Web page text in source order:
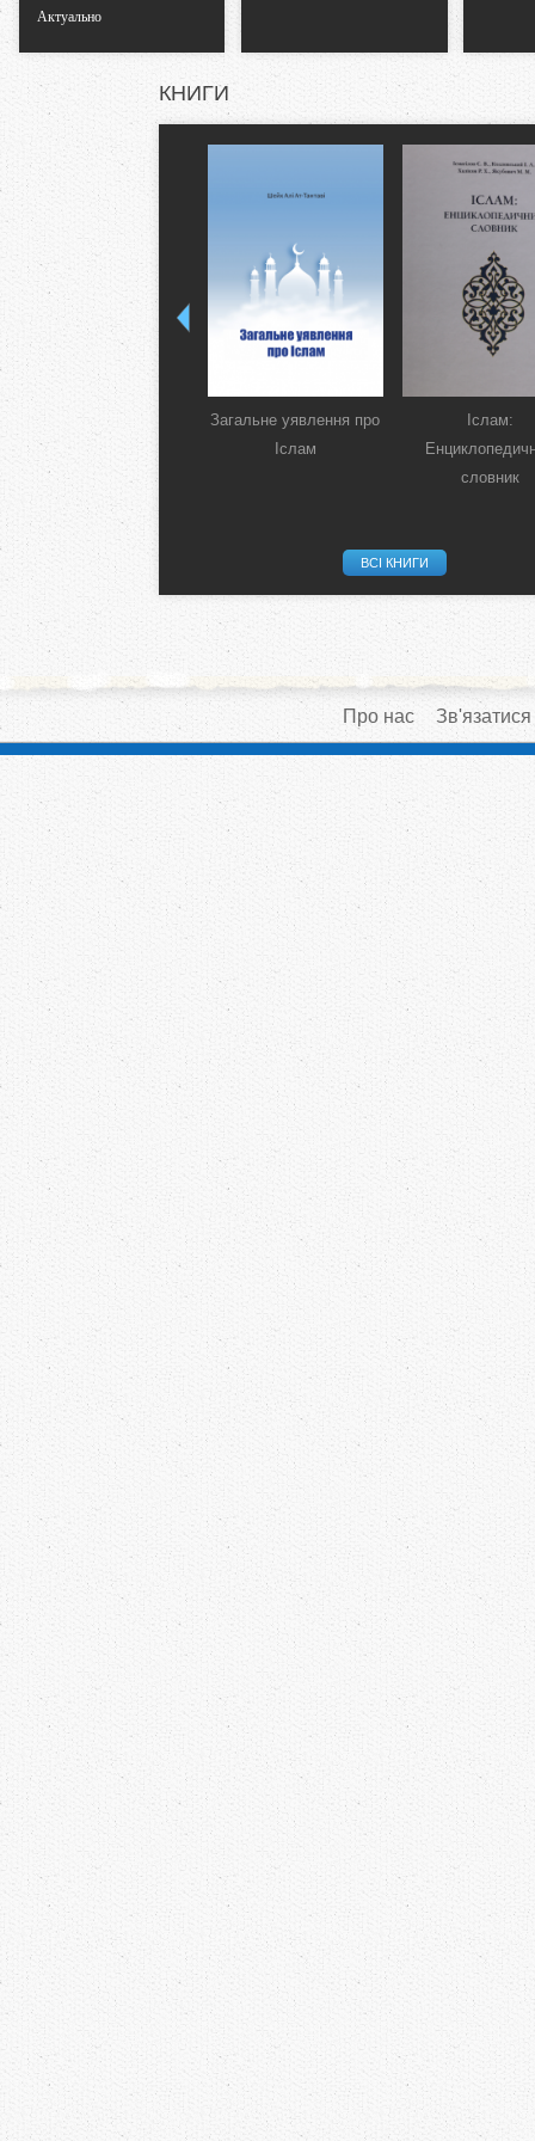
Актуально
КНИГИ
Загальне уявлення про
Іслам
Іслам:
словник
ВСІ КНИГИ
Про нас